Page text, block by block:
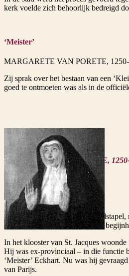
kerk voelde zich behoorlijk bedreigd
‘Meister’
MARGARETE VAN PORETE, 1250-
Zij sprak over het bestaan van een
goed te ontmoeten was als in de
MARGARETE VAN PORETE,
Het proces eindigde op de
Europa de vrouwenkloosters en
In het klooster van St. Jacques
Hij was ex-provinciaal – in die functie
‘Meister’ Eckhart. Nu was hij
van Parijs.